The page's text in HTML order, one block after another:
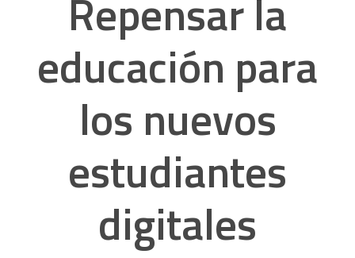
Repensar la
educación para
los nuevos
estudiantes
digitales